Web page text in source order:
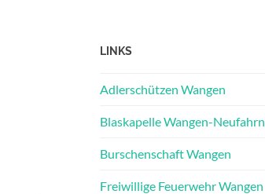
LINKS
Adlerschützen Wangen
Blaskapelle Wangen-Neufahrn
Burschenschaft Wangen
Freiwillige Feuerwehr Wangen